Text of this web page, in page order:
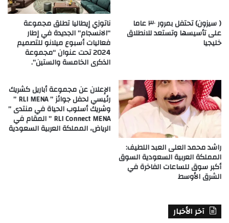
( سيزون) تحتفل بمرور ٣٠ عاما
على تأسيسها وتستعد للانطلاق
خليجيا
ناتوزي إيطاليا تطلق مجموعة
“الانسجام” الجديدة في إطار
فعاليات أسبوع ميلانو للتصميم
2024 تحت عنوان “مجموعة
الذكرى الخامسة والستين”.
راشد محمد العلى العبد اللطيف:
المملكة العربية السعودية السوق
أكبر سوق للساعات الفاخرة في
الشرق الأوسط
الإعلان عن مجموعة أباريل كشريك
رئيسي لحفل جوائز ” RLI MENA ”
وشريك أسلوب الحياة في منتدى ”
RLI Connect MENA ” المقام في
الرياض، المملكة العربية السعودية
آخر الأخبار